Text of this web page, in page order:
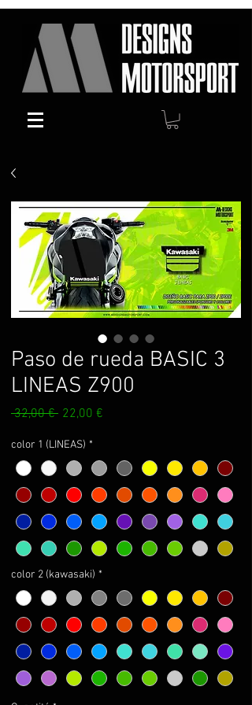
Paso de rueda BASIC 3
LINEAS Z900
32,00 € Prix
22,00 €
color 1 (LINEAS) *
color 2 (kawasaki) *